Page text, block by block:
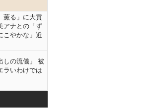
薫る」に大貢
アナとの「ず
こやかな」近
しの流儀」 被
ラいわけでは